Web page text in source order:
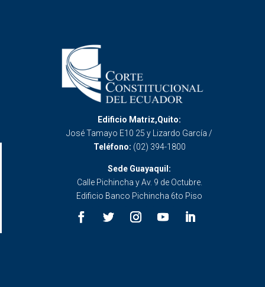
Edificio Matriz,Quito:
José Tamayo E10 25 y Lizardo García /
Teléfono: (02) 394-1800
Sede Guayaquil:
Calle Pichincha y Av. 9 de Octubre.
Edificio Banco Pichincha 6to Piso